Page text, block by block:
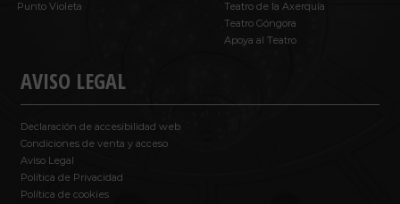
Punto Violeta
AVISO LEGAL
Declaración de accesibilidad web
Condiciones de venta y acceso
Aviso Legal
Política de Privacidad
Política de cookies
Teatro de la Axerquía
Teatro Góngora
Apoya al Teatro